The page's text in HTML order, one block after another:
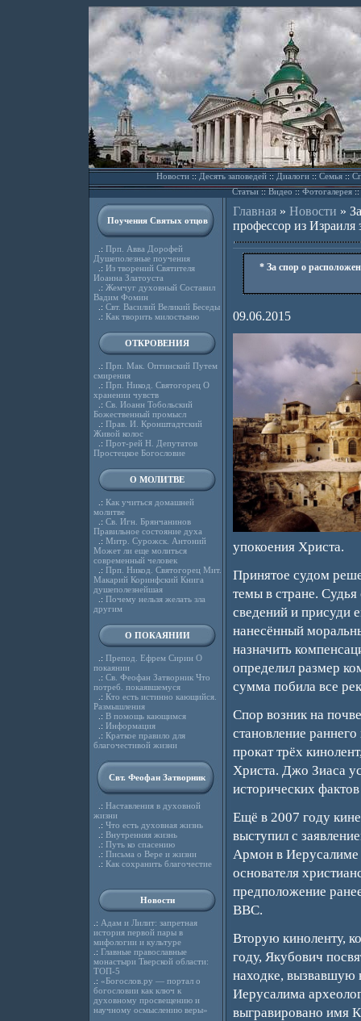
Новости::Десять заповедей::Диалоги::Семья::
Статьи::Видео ::Фотогалерея::
Поучения Святых отцов
.: Прп. Авва Дорофей
Душеполезные поучения
.: Из творений Святителя
Иоанна Златоуста
.: Жемчуг духовный Составил
Вадим Фомин
.: Свт. Василий Великий Беседы
.: Как творить милостыню
ОТКРОВЕНИЯ
.: Прп. Мак. Оптинский Путем
смирения
.: Прп. Никод. Святогорец О
хранении чувств
.: Св. Иоанн Тобольский
Божественный промысл
.: Прав. И. Кронштадтский
Живой колос
.: Прот-рей Н. Депутатов
Простецкое Богословие
О МОЛИТВЕ
.: Как учиться домашней
молитве
.: Св. Игн. Брянчанинов
Правильное состояние духа
.: Митр. Сурожск. Антоний
Может ли еще молиться
современный человек
.: Прп. Никод. Святогорец Мит.
Макарий Коринфский Книга
душеполезнейшая
.: Почему нельзя желать зла
другим
О ПОКАЯНИИ
.: Препод. Ефрем Сирин О
покаянии
.: Св. Феофан Затворник Что
потреб. покаявшемуся
.: Кто есть истинно кающийся.
Размышления
.: В помощь кающимся
.: Информация
.: Краткое правило для
благочестивой жизни
Свт. Феофан Затворник
.: Наставления в духовной
жизни
.: Что есть духовная жизнь
.: Внутренняя жизнь
.: Путь ко спасению
.: Письма о Вере и жизни
.: Как сохранить благочестие
Новости
.: Адам и Лилит: запретная
история первой пары в
мифологии и культуре
.: Главные православные
монастыри Тверской области:
ТОП-5
.: «Богослов.ру — портал о
богословии как ключ к
духовному просвещению и
научному осмыслению веры»
Главная» Новости »
профессор из Израиля
* За спор о
09.06.2015
упокоения Христа.
Принятое судом
темы в стране.
сведений и присуди
нанесённый
назначить
определил размер
сумма побила все
Спор возник на
становление
прокат трёх
Христа. Джо Зиаса
исторических
Ещё в 2007 году
выступил с
Армон в Иерусалиме
основателя
предположение
ВВС.
Вторую киноленту,
году, Якубович
находке, вызвавшую
Иерусалима
выгравировано имя